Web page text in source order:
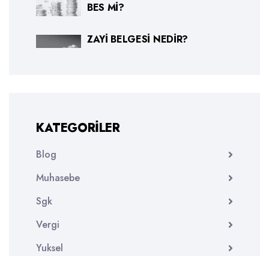
BES MI?
ZAYI BELGESI NEDIR?
KATEGORILER
Blog
Muhasebe
Sgk
Vergi
Yuksel